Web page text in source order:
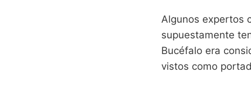
Algunos expertos
supuestamente
Bucéfalo era
vistos como